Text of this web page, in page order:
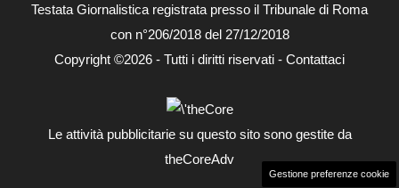
Testata Giornalistica registrata presso il Tribunale di Roma
con n°206/2018 del 27/12/2018
Copyright ©2026 - Tutti i diritti riservati - Contattaci
Le attività pubblicitarie su questo sito sono gestite da
theCoreAdv
Gestione preferenze cookie